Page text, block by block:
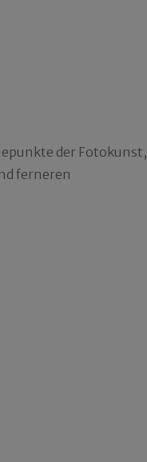
der Fotokunst,
ferneren